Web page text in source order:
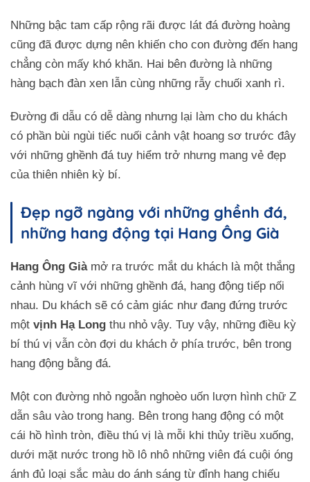
Những bậc tam cấp rộng rãi được lát đá đường hoàng
cũng đã được dựng nên khiến cho con đường đến hang
chẳng còn mấy khó khăn. Hai bên đường là những
hàng bạch đàn xen lẫn cùng những rẫy chuối xanh rì.
Đường đi dẫu có dễ dàng nhưng lại làm cho du khách
có phần bùi ngùi tiếc nuối cảnh vật hoang sơ trước đây
với những ghềnh đá tuy hiểm trở nhưng mang vẻ đẹp
của thiên nhiên kỳ bí.
Đẹp ngỡ ngàng với những ghềnh đá,
những hang động tại Hang Ông Già
Hang Ông Giàmở ra trước mắt du khách là một thắng
cảnh hùng vĩ với những ghềnh đá, hang động tiếp nối
nhau. Du khách sẽ có cảm giác như đang đứng trước
một vịnh Hạ Long thu nhỏ vậy. Tuy vậy, những điều kỳ
bí thú vị vẫn còn đợi du khách ở phía trước, bên trong
hang động bằng đá.
Một con đường nhỏ ngoằn nghoèo uốn lượn hình chữ Z
dẫn sâu vào trong hang. Bên trong hang động có một
cái hồ hình tròn, điều thú vị là mỗi khi thủy triều xuống,
dưới mặt nước trong hồ lô nhô những viên đá cuội óng
ánh đủ loại sắc màu do ánh sáng từ đỉnh hang chiếu